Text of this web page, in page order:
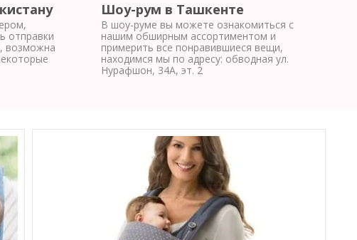
отправки
возможна
Шоу-рум в Ташкенте
В шоу-руме вы можете ознакомиться с
нашим обширным ассортиментом и
примерить все понравившиеся вещи,
находимся мы по адресу: обводная ул.
Нурафшон, 34А, эт. 2